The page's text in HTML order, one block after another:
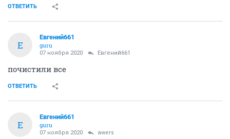
ОТВЕТИТЬ
Е
Евгений661
guru
07 ноября 2020 Евгений661
почистили все
ОТВЕТИТЬ
Е
Евгений661
guru
07 ноября 2020 awers